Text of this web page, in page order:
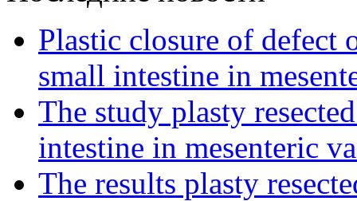
Plastic closure of defect
small intestine in
The study plasty
intestine in mesenteric
The results plasty